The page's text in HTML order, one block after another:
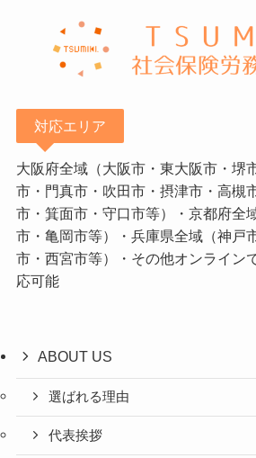
対応エリア
大阪府全域（大阪市・東大阪市・堺
市・門真市・吹田市・摂津市・高槻
市・箕面市・守口市等）・京都府全
市・亀岡市等）・兵庫県全域（神戸
市・西宮市等）・その他オンライン
応可能
ABOUT US
選ばれる理由
代表挨拶